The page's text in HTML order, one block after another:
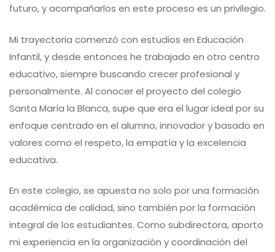
futuro, y acompañarlos en este proceso es un privilegio.
Mi trayectoria comenzó con estudios en Educación
Infantil, y desde entonces he trabajado en otro centro
educativo, siempre buscando crecer profesional y
personalmente. Al conocer el proyecto del colegio
Santa María la Blanca, supe que era el lugar ideal por su
enfoque centrado en el alumno, innovador y basado en
valores como el respeto, la empatía y la excelencia
educativa.
En este colegio, se apuesta no solo por una formación
académica de calidad, sino también por la formación
integral de los estudiantes. Como subdirectora, aporto
mi experiencia en la organización y coordinación del